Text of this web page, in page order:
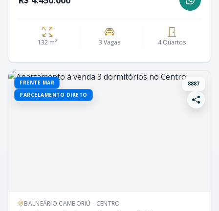
132 m² 3 Vagas 4 Quartos
FRENTE MAR
PARCELAMENTO DIRETO
8887
BALNEÁRIO CAMBORIÚ - CENTRO